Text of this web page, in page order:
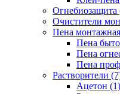
Огнебиозащита
Очистители
Пена
Пена
Пена
Пена
Растворители
Ацетон (1)